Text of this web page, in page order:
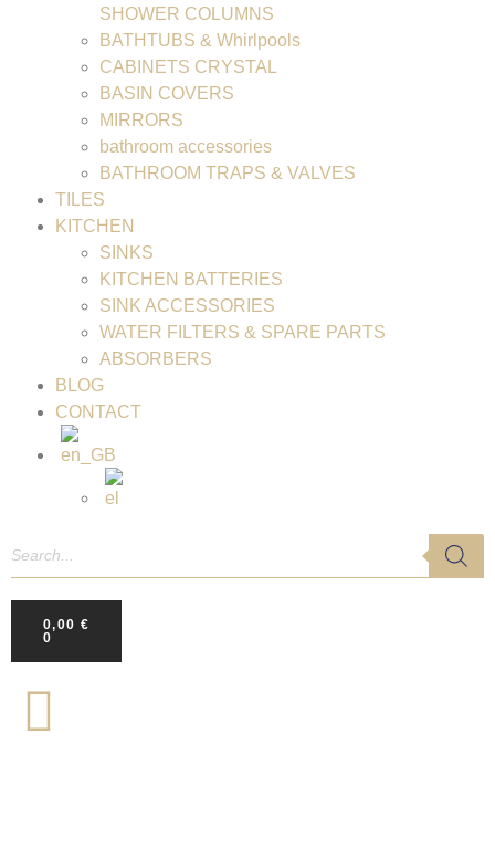
SHOWER COLUMNS
BATHTUBS & Whirlpools
CABINETS CRYSTAL
BASIN COVERS
MIRRORS
bathroom accessories
BATHROOM TRAPS & VALVES
TILES
KITCHEN
SINKS
KITCHEN BATTERIES
SINK ACCESSORIES
WATER FILTERS & SPARE PARTS
ABSORBERS
BLOG
CONTACT
0,00 €
0